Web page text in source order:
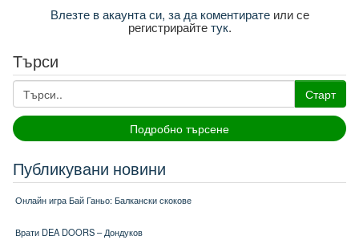
Влезте в акаунта си, за да коментиратеили се
регистрирайтетук.
Търси
Старт
Подробно търсене
Публикувани новини
Онлайн игра Бай Ганьо: Балкански скокове
Врати DEA DOORS – Дондуков